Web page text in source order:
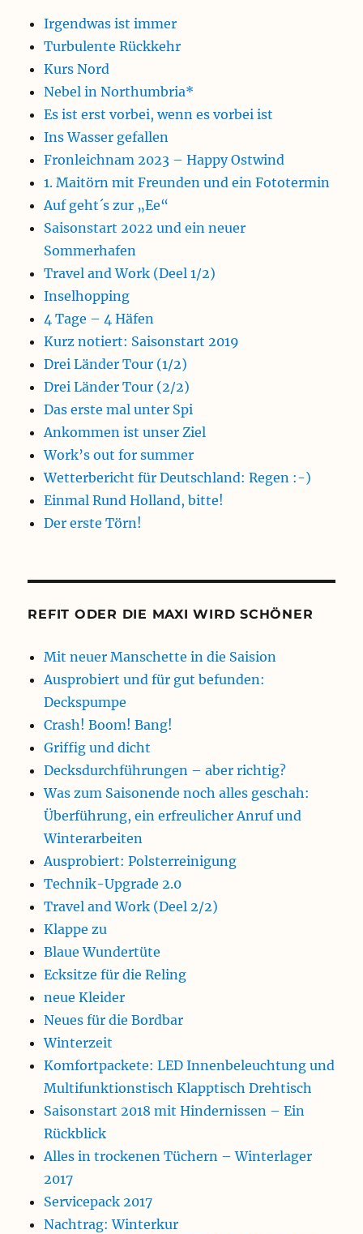
Irgendwas ist immer
Turbulente Rückkehr
Kurs Nord
Nebel in Northumbria*
Es ist erst vorbei, wenn es vorbei ist
Ins Wasser gefallen
Fronleichnam 2023 – Happy Ostwind
1. Maitörn mit Freunden und ein Fototermin
Auf geht´s zur „Ee“
Saisonstart 2022 und ein neuer
Sommerhafen
Travel and Work (Deel 1/2)
Inselhopping
4 Tage – 4 Häfen
Kurz notiert: Saisonstart 2019
Drei Länder Tour (1/2)
Drei Länder Tour (2/2)
Das erste mal unter Spi
Ankommen ist unser Ziel
Work’s out for summer
Wetterbericht für Deutschland: Regen :-)
Einmal Rund Holland, bitte!
Der erste Törn!
REFIT ODER DIE MAXI WIRD SCHÖNER
Mit neuer Manschette in die Saision
Ausprobiert und für gut befunden:
Deckspumpe
Crash! Boom! Bang!
Griffig und dicht
Decksdurchführungen – aber richtig?
Was zum Saisonende noch alles geschah:
Überführung, ein erfreulicher Anruf und
Winterarbeiten
Ausprobiert: Polsterreinigung
Technik-Upgrade 2.0
Travel and Work (Deel 2/2)
Klappe zu
Blaue Wundertüte
Ecksitze für die Reling
neue Kleider
Neues für die Bordbar
Winterzeit
Komfortpackete: LED Innenbeleuchtung und
Multifunktionstisch Klapptisch Drehtisch
Saisonstart 2018 mit Hindernissen – Ein
Rückblick
Alles in trockenen Tüchern – Winterlager
2017
Servicepack 2017
Nachtrag: Winterkur